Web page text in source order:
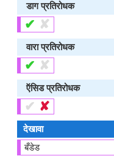
डाग प्रतिरोधक
✔ ✘
वारा प्रतिरोधक
✔ ✘
ऍसिड प्रतिरोधक
✔ ✘
देखावा
बँडेड